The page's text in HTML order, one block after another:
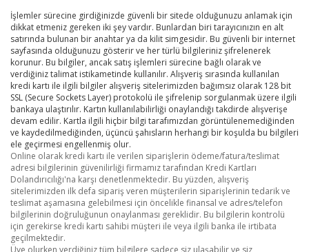
İşlemler sürecine girdiğinizde güvenli bir sitede olduğunuzu anlamak için
dikkat etmeniz gereken iki şey vardır. Bunlardan biri tarayıcınızın en alt
satırında bulunan bir anahtar ya da kilit simgesidir. Bu güvenli bir internet
sayfasında olduğunuzu gösterir ve her türlü bilgileriniz şifrelenerek
korunur. Bu bilgiler, ancak satış işlemleri sürecine bağlı olarak ve
verdiğiniz talimat istikametinde kullanılır. Alışveriş sırasında kullanılan
kredi kartı ile ilgili bilgiler alışveriş sitelerimizden bağımsız olarak 128 bit
SSL (Secure Sockets Layer) protokolü ile şifrelenip sorgulanmak üzere ilgili
bankaya ulaştırılır. Kartın kullanılabilirliği onaylandığı takdirde alışverişe
devam edilir. Kartla ilgili hiçbir bilgi tarafımızdan görüntülenemediğinden
ve kaydedilmediğinden, üçüncü şahısların herhangi bir koşulda bu bilgileri
ele geçirmesi engellenmiş olur.
Online olarak kredi kartı ile verilen siparişlerin ödeme/fatura/teslimat
adresi bilgilerinin güvenilirliği firmamız tarafından Kredi Kartları
Dolandırıcılığı'na karşı denetlenmektedir. Bu yüzden, alışveriş
sitelerimizden ilk defa sipariş veren müşterilerin siparişlerinin tedarik ve
teslimat aşamasına gelebilmesi için öncelikle finansal ve adres/telefon
bilgilerinin doğruluğunun onaylanması gereklidir. Bu bilgilerin kontrolü
için gerekirse kredi kartı sahibi müşteri ile veya ilgili banka ile irtibata
geçilmektedir.
Üye olurken verdiğiniz tüm bilgilere sadece siz ulaşabilir ve siz